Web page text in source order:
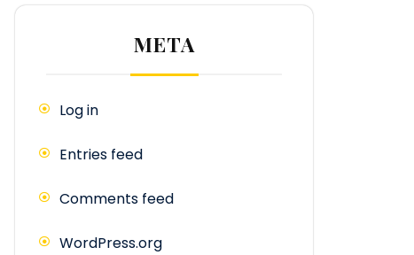
META
Log in
Entries feed
Comments feed
WordPress.org